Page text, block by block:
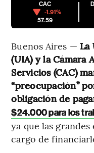
CAC
-1.91%
57.59
Buenos Aires — La
(UIA) y la Cámara
Servicios (CAC)
“preocupación”
obligación de
$24.000 para los
ya que las
cargo de